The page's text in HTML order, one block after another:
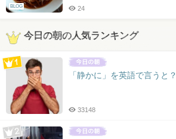
BLOG 24
今日の朝の人気ランキング
「静かに」を英語で言うと？
33148